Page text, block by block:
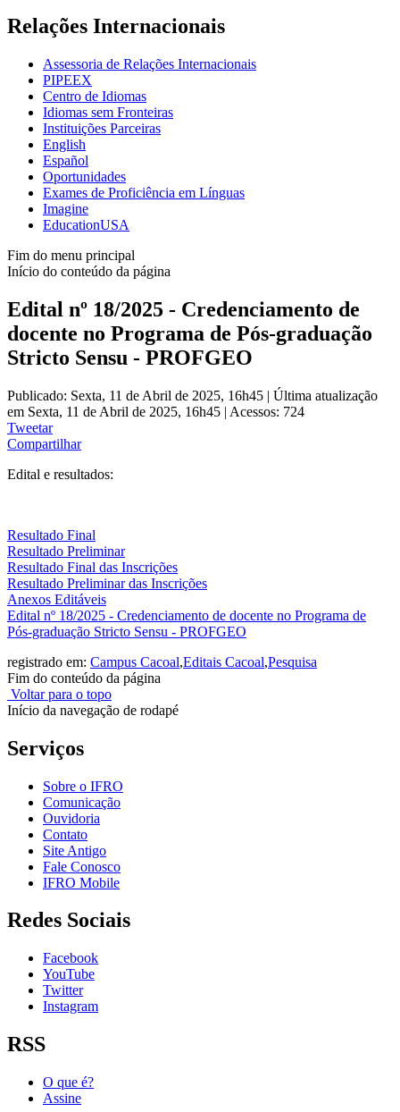
Relações Internacionais
Assessoria de Relações Internacionais
PIPEEX
Centro de Idiomas
Idiomas sem Fronteiras
Instituições Parceiras
English
Español
Oportunidades
Exames de Proficiência em Línguas
Imagine
EducationUSA
Fim do menu principal
Início do conteúdo da página
Edital nº 18/2025 - Credenciamento de
docente no Programa de Pós-graduação
Stricto Sensu - PROFGEO
Publicado: Sexta, 11 de Abril de 2025, 16h45 | Última atualização
em Sexta, 11 de Abril de 2025, 16h45 | Acessos: 724
Tweetar
Compartilhar
Edital e resultados:
Resultado Final
Resultado Preliminar
Resultado Final das Inscrições
Resultado Preliminar das Inscrições
Anexos Editáveis
Edital nº 18/2025 - Credenciamento de docente no Programa de
Pós-graduação Stricto Sensu - PROFGEO
registrado em: Campus Cacoal,Editais Cacoal,Pesquisa
Fim do conteúdo da página
Voltar para o topo
Início da navegação de rodapé
Serviços
Sobre o IFRO
Comunicação
Ouvidoria
Contato
Site Antigo
Fale Conosco
IFRO Mobile
Redes Sociais
Facebook
YouTube
Twitter
Instagram
RSS
O que é?
Assine